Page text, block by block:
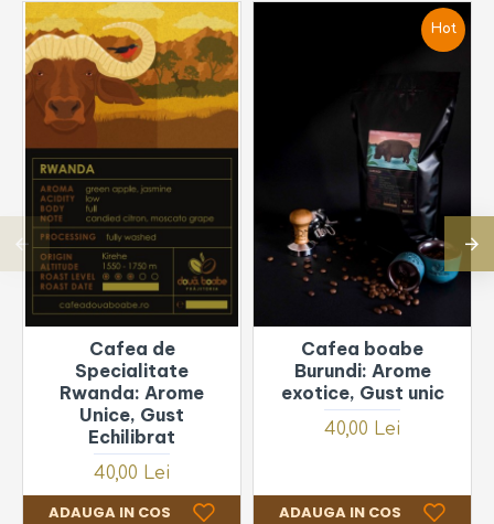
Cafea de
Specialitate
Rwanda: Arome
Unice, Gust
Echilibrat
40,00 Lei
ADAUGA IN COS
Hot
Cafea boabe
Burundi: Arome
exotice, Gust unic
40,00 Lei
ADAUGA IN COS